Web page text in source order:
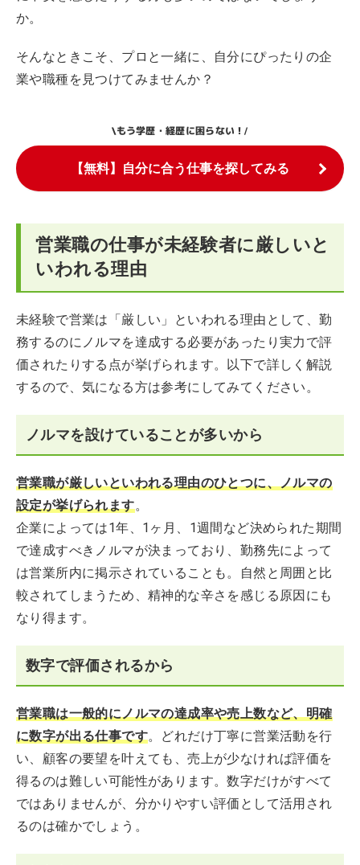
か。
そんなときこそ、プロと一緒に、自分にぴったりの企
業や職種を見つけてみませんか？
\もう学歴・経歴に困らない！/
【無料】自分に合う仕事を探してみる
営業職の仕事が未経験者に厳しいと
いわれる理由
未経験で営業は「厳しい」といわれる理由として、勤
務するのにノルマを達成する必要があったり実力で評
価されたりする点が挙げられます。以下で詳しく解説
するので、気になる方は参考にしてみてください。
ノルマを設けていることが多いから
営業職が厳しいといわれる理由のひとつに、ノルマの
設定が挙げられます。
企業によっては1年、1ヶ月、1週間など決められた期間
で達成すべきノルマが決まっており、勤務先によって
は営業所内に掲示されていることも。自然と周囲と比
較されてしまうため、精神的な辛さを感じる原因にも
なり得ます。
数字で評価されるから
営業職は一般的にノルマの達成率や売上数など、明確
に数字が出る仕事です。どれだけ丁寧に営業活動を行
い、顧客の要望を叶えても、売上が少なければ評価を
得るのは難しい可能性があります。数字だけがすべて
ではありませんが、分かりやすい評価として活用され
るのは確かでしょう。